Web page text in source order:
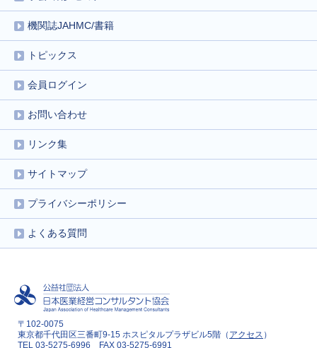
機関誌JAHMC/書籍
トピックス
会員ログイン
お問い合わせ
リンク集
サイトマップ
プライバシーポリシー
よくある質問
〒102-0075
東京都千代田区三番町9-15 ホスピタルプラザビル5階（ アクセス ）
TEL 03-5275-6996 FAX 03-5275-6991